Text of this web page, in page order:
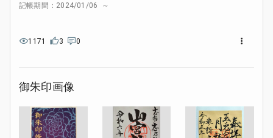
記帳期間：2024/01/06 ～
1171 3 0
御朱印画像